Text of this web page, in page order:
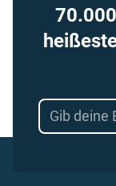
70.000